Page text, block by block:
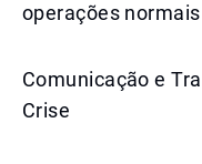
operações
Comunicação e
Crise